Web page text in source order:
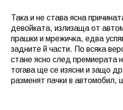
Така и не става ясна
девойката, излизаща от
прашки и мрежичка, едва
задните й части. По всяка
стане ясно след премиерата
тогава ще се изясни и защо
разменят пачки в